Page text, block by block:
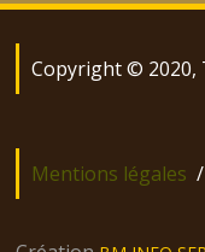
Copyright © 2020,
Mentions légales